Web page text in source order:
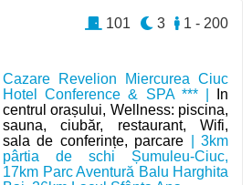
Cazare Revelion Miercurea Ciuc
Hotel Conference & SPA *** |
In
centrul orașului, Wellness: piscina,
sauna, ciubăr, restaurant, Wifi,
sala de conferințe, parcare | 3km
pârtia de schi Șumuleu-Ciuc,
17km Parc Aventură Balu Harghita
1 - 200
3
101